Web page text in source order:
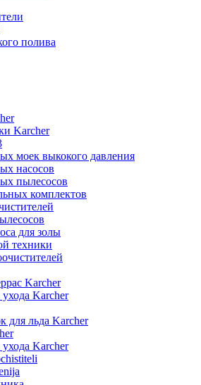
полива
Karcher
моек выкокого давления
насосов
пылесосов
комплектов
для золы
техники
Karcher
Karcher
для льда Karcher
Karcher